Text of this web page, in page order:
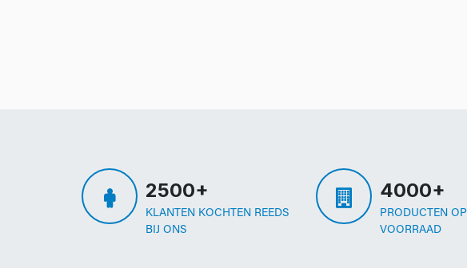
2500+
KLANTEN KOCHTEN REEDS
BIJ ONS
4000+
PRODUCTEN OP
VOORRAAD